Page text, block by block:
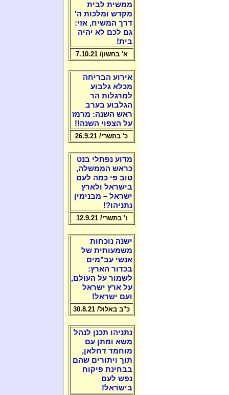
ממשית לבית
מקדש ומלכות ה'
דרך המשיח, אזי:
גם לכם לא יהיה
בית!
א' בחשון/ 7.10.21
אירוע הבריחה
מכלא גלבוע
למרגלות הר
הגלבוע בערב
ראש השנה: מרמז
על הצפוי השנה!!
כ' בתשרי/ 26.9.21
מדוע נפתלי בנט
כראש הממשלה,
טוב פי כמה לעם
בישראל ולארץ
ישראל – מבנימין
נתניהו?!
ו' בתשרי/ 12.9.21
ישנה נוכחות
משמעותית של
אנשי עב"מים
בכדור הארץ:
לשמור על העולם,
על ארץ ישראל
ועם ישראל!
כ"ב באלול/ 30.8.21
נתניהו תכנן לנהל
משא ומתן עם
מוחמד דחלאן,
תוך ויתורים שהם
בבחינת פיקוח
נפש לעם
בישראל!